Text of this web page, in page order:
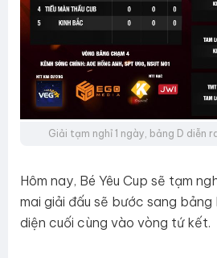
Giải tạm nghỉ 1 ngày, bảng D diễn
Hôm nay, Bé Yêu Cup sẽ tạm
mai giải đấu sẽ bước sang bảng
diện cuối cùng vào vòng tứ kết.